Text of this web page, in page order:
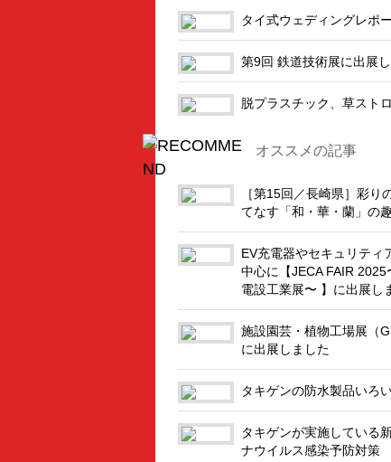
タイ式ウェディングレポ
第9回 鉄道技術展に出展
脱プラスチック、草スト
オススメの記事
［第15回／長崎県］彩り
てなす「和・華・蘭」の趣
EV充電器やセキュリティ
中心に【JECA FAIR 2025
電設工業展〜 】に出展し
施設園芸・植物工場展（
に出展しました
タキゲンの防水製品いろ
タキゲンが実施している
ナウイルス感染予防対策